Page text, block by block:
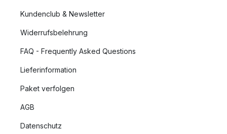
Kundenclub & Newsletter
Widerrufsbelehrung
FAQ - Frequently Asked Questions
Lieferinformation
Paket verfolgen
AGB
Datenschutz